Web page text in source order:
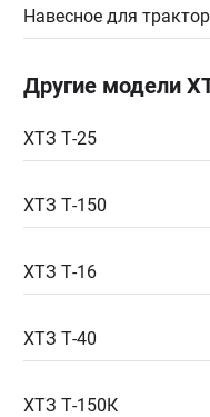
Навесное для
Другие модели
ХТЗ Т-25
ХТЗ Т-150
ХТЗ Т-16
ХТЗ Т-40
ХТЗ Т-150К